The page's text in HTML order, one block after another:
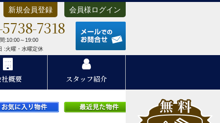
新規会員登録 会員様ログイン
7318
:10:00～19:00
:火曜・水曜定休
概要 スタッフ紹介